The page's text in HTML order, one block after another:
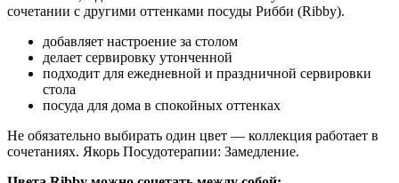
сочетании с другими оттенками посуды Рибби (Ribby).
добавляет настроение за столом
делает сервировку утонченной
подходит для ежедневной и праздничной сервировки
стола
посуда для дома в спокойных оттенках
Не обязательно выбирать один цвет — коллекция работает в
сочетаниях. Якорь Посудотерапии: Замедление.